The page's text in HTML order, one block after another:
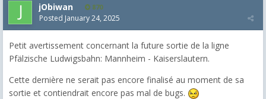
jObiwan 870
Posted January 24, 2025
Petit avertissement concernant la future sortie de la ligne
Pfälzische Ludwigsbahn: Mannheim - Kaiserslautern.
Cette dernière ne serait pas encore finalisé au moment de sa
sortie et contiendrait encore pas mal de bugs.